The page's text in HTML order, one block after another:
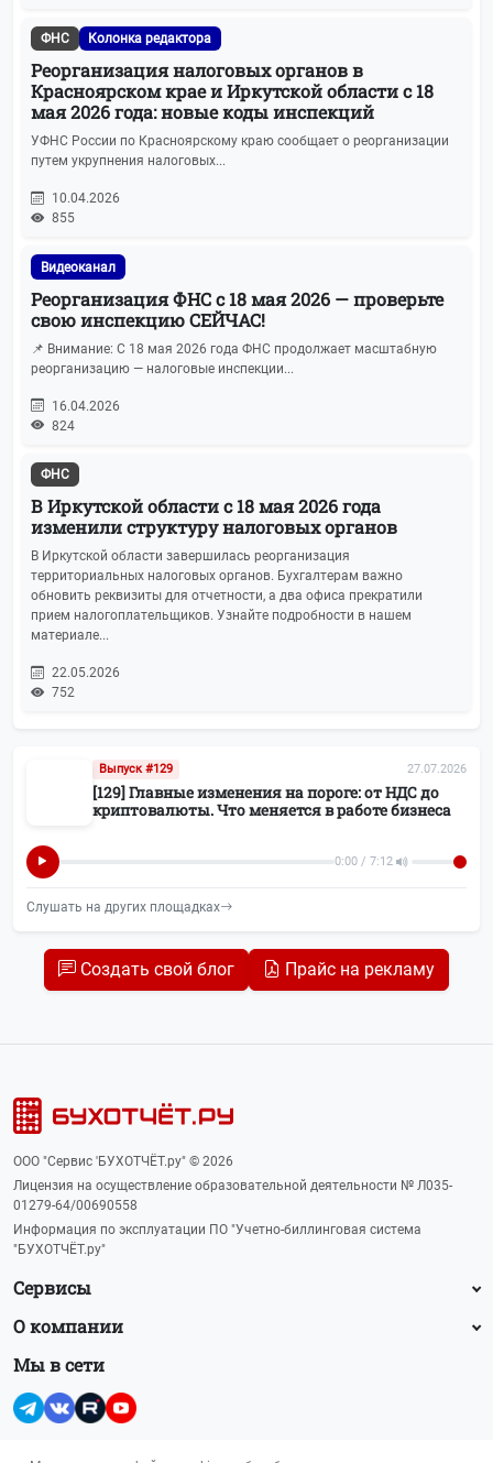
ФНС Колонка редактора
Реорганизация налоговых органов в
Красноярском крае и Иркутской области с 18
мая 2026 года: новые коды инспекций
УФНС России по Красноярскому краю сообщает о реорганизации
путем укрупнения налоговых...
10.04.2026
855
Видеоканал
Реорганизация ФНС с 18 мая 2026 — проверьте
свою инспекцию СЕЙЧАС!
📌 Внимание: С 18 мая 2026 года ФНС продолжает масштабную
реорганизацию — налоговые инспекции...
16.04.2026
824
ФНС
В Иркутской области с 18 мая 2026 года
изменили структуру налоговых органов
В Иркутской области завершилась реорганизация
территориальных налоговых органов. Бухгалтерам важно
обновить реквизиты для отчетности, а два офиса прекратили
прием налогоплательщиков. Узнайте подробности в нашем
материале...
22.05.2026
752
Выпуск #129 27.07.2026
[129] Главные изменения на пороге: от НДС до
криптовалюты. Что меняется в работе бизнеса
0:00 / 7:12
Слушать на других площадках
Создать свой блог Прайс на рекламу
ООО "Сервис 'БУХОТЧЁТ.ру" © 2026
Лицензия на осуществление образовательной деятельности № Л035-
01279-64/00690558
Информация по эксплуатации ПО "Учетно-биллинговая система
"БУХОТЧЁТ.ру"
Сервисы
О компании
Мы в сети